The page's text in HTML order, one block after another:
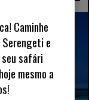
Caminhe
e
safári
mesmo a